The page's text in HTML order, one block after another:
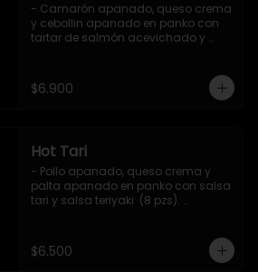
- Camarón apanado, queso crema
y cebollin apanado en panko con
tartar de salmón acevichado y
$6.900
Hot Tari
- Pollo apanado, queso crema y
palta apanado en panko con salsa
tari y salsa teriyaki  (8 pzs).
$6.500